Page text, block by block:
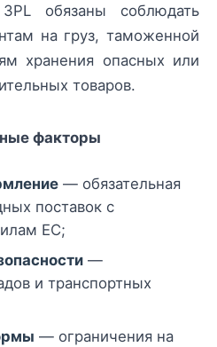
обязаны соблюдать
на груз, таможенной
хранения опасных или
товаров.
факторы
— обязательная
поставок с
ЕС;
—
и транспортных
— ограничения на